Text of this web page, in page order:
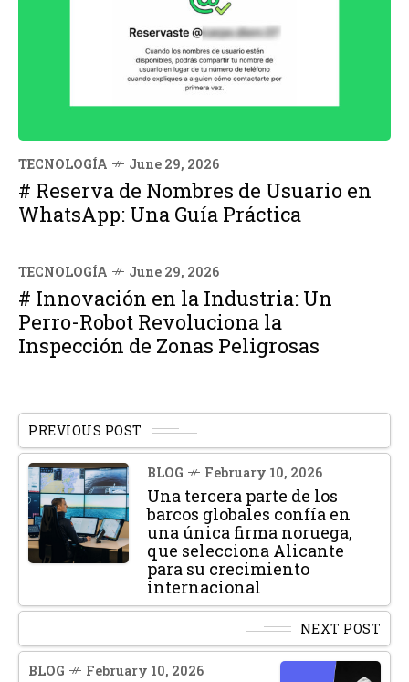
TECNOLOGÍA June 29, 2026
# Reserva de Nombres de Usuario en
WhatsApp: Una Guía Práctica
TECNOLOGÍA June 29, 2026
# Innovación en la Industria: Un
Perro-Robot Revoluciona la
Inspección de Zonas Peligrosas
PREVIOUS POST
BLOG February 10, 2026
Una tercera parte de los
barcos globales confía en
una única firma noruega,
que selecciona Alicante
para su crecimiento
internacional
NEXT POST
BLOG February 10, 2026